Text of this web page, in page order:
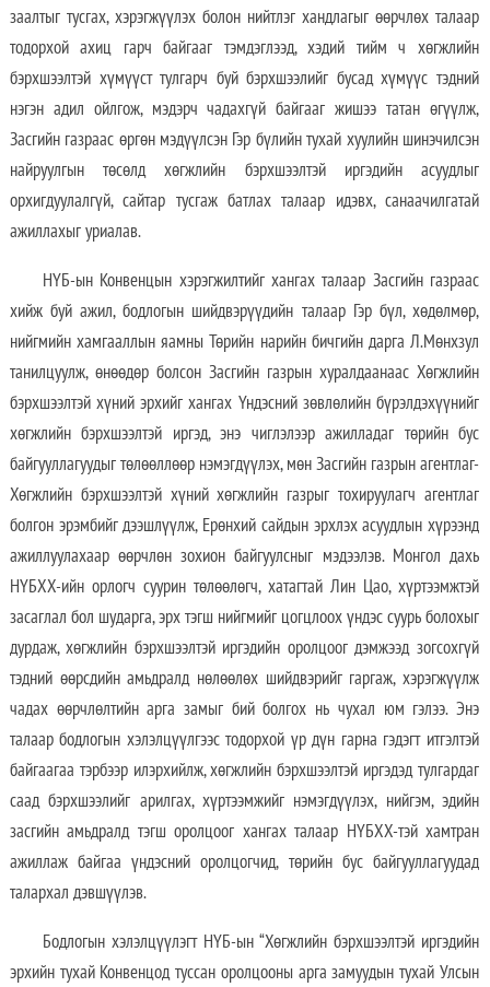
заалтыг тусгах, хэрэгжүүлэх болон нийтлэг хандлагыг өөрчлөх талаар
тодорхой ахиц гарч байгааг тэмдэглээд, хэдий тийм ч хөгжлийн
бэрхшээлтэй хүмүүст тулгарч буй бэрхшээлийг бусад хүмүүс тэдний
нэгэн адил ойлгож, мэдэрч чадахгүй байгааг жишээ татан өгүүлж,
Засгийн газраас өргөн мэдүүлсэн Гэр бүлийн тухай хуулийн шинэчилсэн
найруулгын төсөлд хөгжлийн бэрхшээлтэй иргэдийн асуудлыг
орхигдуулалгүй, сайтар тусгаж батлах талаар идэвх, санаачилгатай
ажиллахыг уриалав.
НҮБ-ын Конвенцын хэрэгжилтийг хангах талаар Засгийн газраас
хийж буй ажил, бодлогын шийдвэрүүдийн талаар Гэр бүл, хөдөлмөр,
нийгмийн хамгааллын яамны Төрийн нарийн бичгийн дарга Л.Мөнхзул
танилцуулж, өнөөдөр болсон Засгийн газрын хуралдаанаас Хөгжлийн
бэрхшээлтэй хүний эрхийг хангах Үндэсний зөвлөлийн бүрэлдэхүүнийг
хөгжлийн бэрхшээлтэй иргэд, энэ чиглэлээр ажилладаг төрийн бус
байгууллагуудыг төлөөллөөр нэмэгдүүлэх, мөн Засгийн газрын агентлаг-
Хөгжлийн бэрхшээлтэй хүний хөгжлийн газрыг тохируулагч агентлаг
болгон эрэмбийг дээшлүүлж, Ерөнхий сайдын эрхлэх асуудлын хүрээнд
ажиллуулахаар өөрчлөн зохион байгуулсныг мэдээлэв. Монгол дахь
НҮБХХ-ийн орлогч суурин төлөөлөгч, хатагтай Лин Цао, хүртээмжтэй
засаглал бол шударга, эрх тэгш нийгмийг цогцлоох үндэс суурь болохыг
дурдаж, хөгжлийн бэрхшээлтэй иргэдийн оролцоог дэмжээд зогсохгүй
тэдний өөрсдийн амьдралд нөлөөлөх шийдвэрийг гаргаж, хэрэгжүүлж
чадах өөрчлөлтийн арга замыг бий болгох нь чухал юм гэлээ. Энэ
талаар бодлогын хэлэлцүүлгээс тодорхой үр дүн гарна гэдэгт итгэлтэй
байгаагаа тэрбээр илэрхийлж, хөгжлийн бэрхшээлтэй иргэдэд тулгардаг
саад бэрхшээлийг арилгах, хүртээмжийг нэмэгдүүлэх, нийгэм, эдийн
засгийн амьдралд тэгш оролцоог хангах талаар НҮБХХ-тэй хамтран
ажиллаж байгаа үндэсний оролцогчид, төрийн бус байгууллагуудад
талархал дэвшүүлэв.
Бодлогын хэлэлцүүлэгт НҮБ-ын “Хөгжлийн бэрхшээлтэй иргэдийн
эрхийн тухай Конвенцод туссан оролцооны арга замуудын тухай Улсын